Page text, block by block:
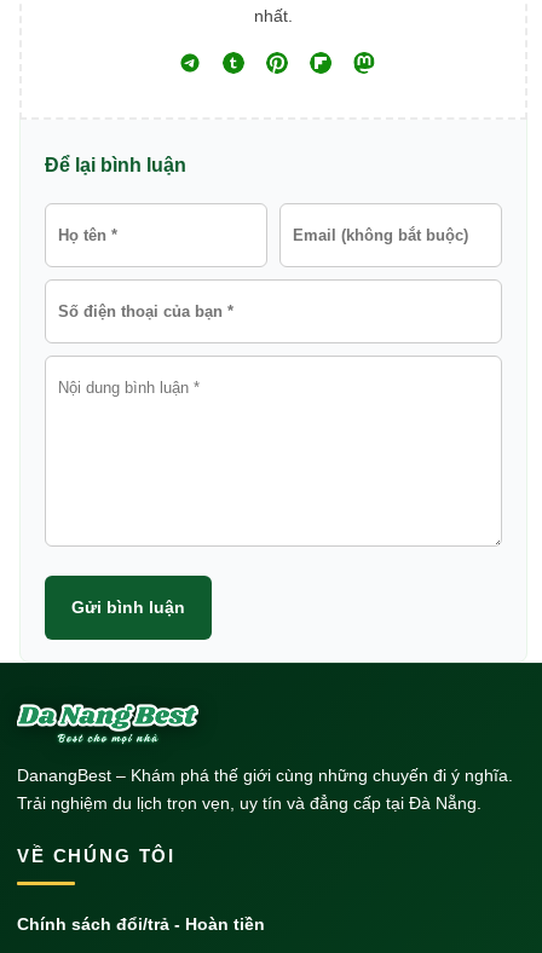
nhất.
Để lại bình luận
Gửi bình luận
DanangBest – Khám phá thế giới cùng những chuyến đi ý nghĩa.
Trải nghiệm du lịch trọn vẹn, uy tín và đẳng cấp tại Đà Nẵng.
VỀ CHÚNG TÔI
Chính sách đổi/trả - Hoàn tiền